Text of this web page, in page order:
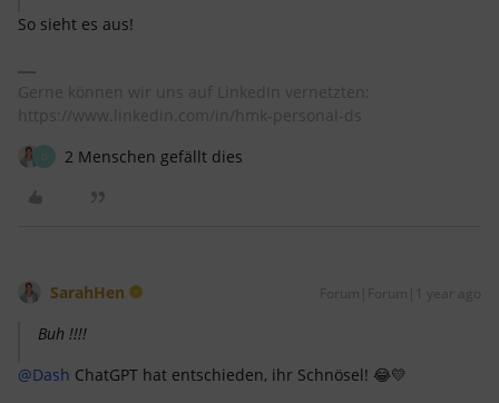
So sieht es aus!
Gerne können wir uns auf LinkedIn vernetzten:
https://www.linkedin.com/in/hmk-personal-ds
2 Menschen gefällt dies
SarahHen Forum|Forum|1 year ago
Buh !!!!
@Dash ChatGPT hat entschieden, ihr Schnösel! 😂💛